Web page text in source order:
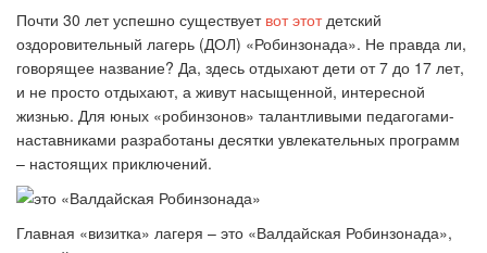
Почти 30 лет успешно существует вот этотдетский
оздоровительный лагерь (ДОЛ) «Робинзонада». Не правда ли,
говорящее название? Да, здесь отдыхают дети от 7 до 17 лет,
и не просто отдыхают, а живут насыщенной, интересной
жизнью. Для юных «робинзонов» талантливыми педагогами-
наставниками разработаны десятки увлекательных программ
– настоящих приключений.
Главная «визитка» лагеря – это «Валдайская Робинзонада»,